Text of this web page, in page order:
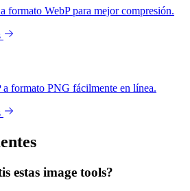
formato WebP para mejor compresión.
formato PNG fácilmente en línea.
estas image tools?